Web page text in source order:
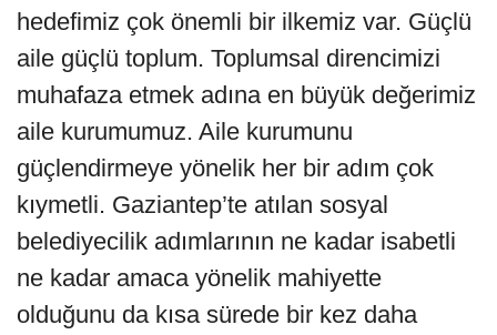
hedefimiz çok önemli bir ilkemiz var. Güçlü
aile güçlü toplum. Toplumsal direncimizi
muhafaza etmek adına en büyük değerimiz
aile kurumumuz. Aile kurumunu
güçlendirmeye yönelik her bir adım çok
kıymetli. Gaziantep’te atılan sosyal
belediyecilik adımlarının ne kadar isabetli
ne kadar amaca yönelik mahiyette
olduğunu da kısa sürede bir kez daha